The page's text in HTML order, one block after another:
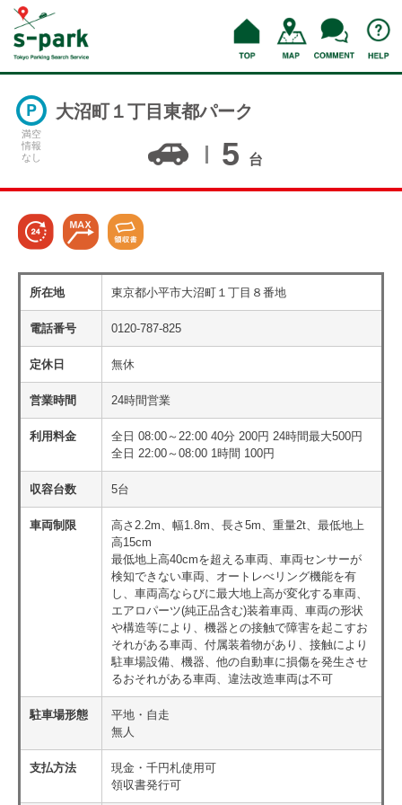
満空
情報
なし
大沼町１丁目東都パーク
5 台
所在地 東京都小平市大沼町１丁目８番地
電話番号 0120-787-825
定休日 無休
営業時間 24時間営業
利用料金
全日 08:00～22:00 40分 200円 24時間最大500円
全日 22:00～08:00 1時間 100円
収容台数 5台
車両制限
高さ2.2m、幅1.8m、長さ5m、重量2t、最低地上
高15cm
最低地上高40cmを超える車両、車両センサーが
検知できない車両、オートレべリング機能を有
し、車両高ならびに最大地上高が変化する車両、
エアロパーツ(純正品含む)装着車両、車両の形状
や構造等により、機器との接触で障害を起こすお
それがある車両、付属装着物があり、接触により
駐車場設備、機器、他の自動車に損傷を発生させ
るおそれがある車両、違法改造車両は不可
駐車場形態
平地・自走
無人
支払方法
現金・千円札使用可
領収書発行可